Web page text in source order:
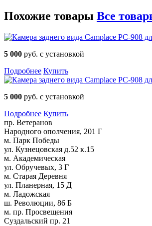
Похожие товары Все
5 000 руб. с установкой
Подробнее Купить
5 000 руб. с установкой
Подробнее Купить
пр. Ветеранов
Народного ополчения, 201 Г
м. Парк Победы
ул. Кузнецовская д.52 к.15
м. Академическая
ул. Обручевых, 3 Г
м. Старая Деревня
ул. Планерная, 15 Д
м. Ладожская
ш. Революции, 86 Б
м. пр. Просвещения
Суздальский пр. 21